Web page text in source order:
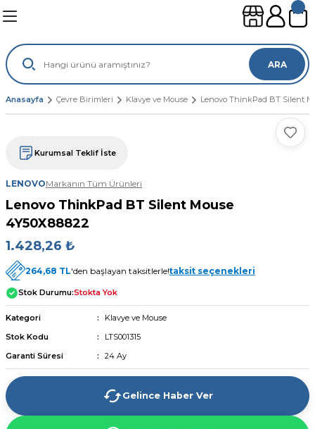
ARA
Anasayfa Çevre Birimleri Klavye ve Mouse Lenovo ThinkPad BT Silent
Kurumsal Teklif İste
LENOVOMarkanın Tüm Ürünleri
Lenovo ThinkPad BT Silent Mouse
4Y50X88822
1.428,26 ₺
264,68 TL'den başlayan taksitlerle!taksit seçenekleri
Stok Durumu:Stokta Yok
Kategori
Klavye ve Mouse
Stok Kodu
LTS001315
Garanti Süresi
24 Ay
Gelince Haber Ver